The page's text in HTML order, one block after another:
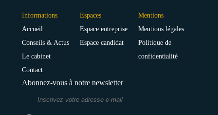
Informations
Accueil
Conseils & Actus
Le cabinet
Contact
Espaces
Espace entreprise
Espace candidat
Mentions
Mentions légales
Politique de
confidentialité
Abonnez-vous à notre newsletter